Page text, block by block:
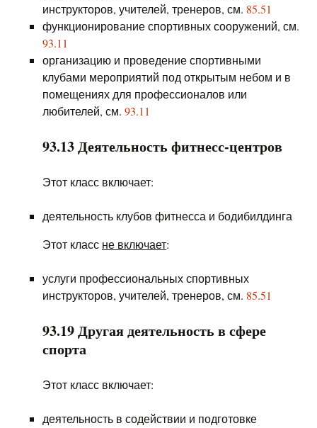
инструкторов, учителей, тренеров, см. 85.51
функционирование спортивных сооружений, см.
93.11
организацию и проведение спортивными
клубами мероприятий под открытым небом и в
помещениях для профессионалов или
любителей, см. 93.11
93.13 Деятельность фитнесс-центров
Этот класс включает:
деятельность клубов фитнесса и бодибилдинга
Этот класс не включает:
услуги профессиональных спортивных
инструкторов, учителей, тренеров, см. 85.51
93.19 Другая деятельность в сфере
спорта
Этот класс включает:
деятельность в содействии и подготовке